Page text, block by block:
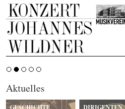
Aktuelles
GESCHICHTE DIRIGENTEN